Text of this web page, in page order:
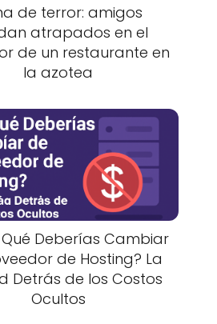
de terror: amigos
atrapados en el
de un restaurante en
la azotea
Qué Deberías Cambiar
de Hosting? La
Detrás de los Costos
Ocultos